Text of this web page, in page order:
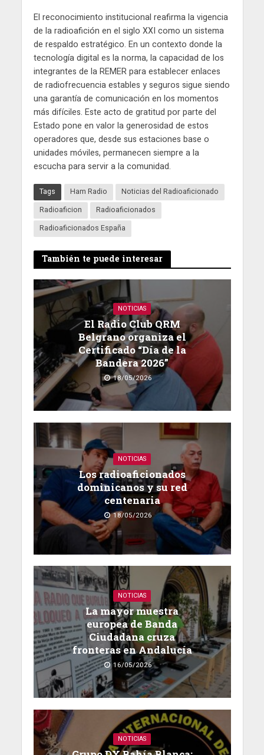
El reconocimiento institucional reafirma la vigencia
de la radioafición en el siglo XXI como un sistema
de respaldo estratégico. En un contexto donde la
tecnología digital es la norma, la capacidad de los
integrantes de la REMER para establecer enlaces
de radiofrecuencia estables y seguros sigue siendo
una garantía de comunicación en los momentos
más difíciles. Este acto de gratitud por parte del
Estado pone en valor la generosidad de estos
operadores que, desde sus estaciones base o
unidades móviles, permanecen siempre a la
escucha para servir a la comunidad.
Tags Ham Radio
Noticias del Radioaficionado
Radioaficion
Radioaficionados
Radioaficionados España
También te puede interesar
NOTICIAS
El Radio Club QRM
Belgrano organiza el
Certificado “Día de la
Bandera 2026”
18/05/2026
NOTICIAS
Los radioaficionados
dominicanos y su red
centenaria
18/05/2026
NOTICIAS
La mayor muestra
europea de Banda
Ciudadana cruza
fronteras en Andalucía
16/05/2026
NOTICIAS